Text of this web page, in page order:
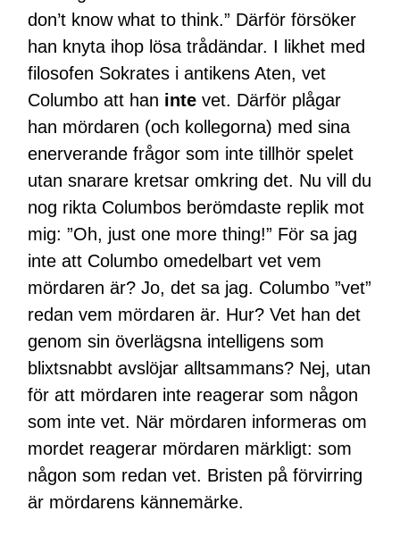
don’t know what to think.” Därför försöker
han knyta ihop lösa trådändar. I likhet med
filosofen Sokrates i antikens Aten, vet
Columbo att han inte vet. Därför plågar
han mördaren (och kollegorna) med sina
enerverande frågor som inte tillhör spelet
utan snarare kretsar omkring det. Nu vill du
nog rikta Columbos berömdaste replik mot
mig: ”Oh, just one more thing!” För sa jag
inte att Columbo omedelbart vet vem
mördaren är? Jo, det sa jag. Columbo ”vet”
redan vem mördaren är. Hur? Vet han det
genom sin överlägsna intelligens som
blixtsnabbt avslöjar alltsammans? Nej, utan
för att mördaren inte reagerar som någon
som inte vet. När mördaren informeras om
mordet reagerar mördaren märkligt: som
någon som redan vet. Bristen på förvirring
är mördarens kännemärke.